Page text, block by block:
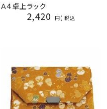
Ａ４卓上ラック
2,420 税込